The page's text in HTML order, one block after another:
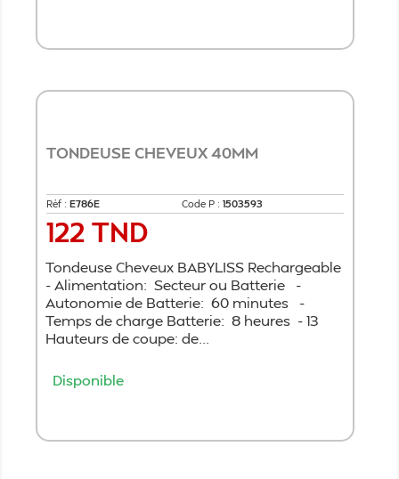
TONDEUSE CHEVEUX 40MM
Réf : E786E Code P : 1503593
Prix
122 TND
Tondeuse Cheveux BABYLISS Rechargeable
- Alimentation: Secteur ou Batterie -
Autonomie de Batterie: 60 minutes -
Temps de charge Batterie: 8 heures - 13
Hauteurs de coupe: de...
Disponible